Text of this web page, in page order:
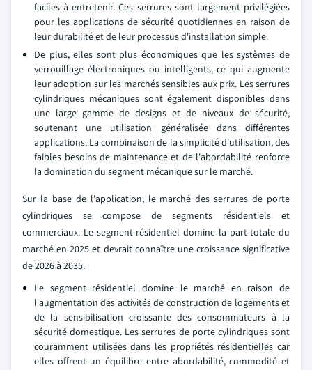
faciles à entretenir. Ces serrures sont largement privilégiées
pour les applications de sécurité quotidiennes en raison de
leur durabilité et de leur processus d'installation simple.
De plus, elles sont plus économiques que les systèmes de
verrouillage électroniques ou intelligents, ce qui augmente
leur adoption sur les marchés sensibles aux prix. Les serrures
cylindriques mécaniques sont également disponibles dans
une large gamme de designs et de niveaux de sécurité,
soutenant une utilisation généralisée dans différentes
applications. La combinaison de la simplicité d'utilisation, des
faibles besoins de maintenance et de l'abordabilité renforce
la domination du segment mécanique sur le marché.
Sur la base de l'application, le marché des serrures de porte
cylindriques se compose de segments résidentiels et
commerciaux. Le segment résidentiel domine la part totale du
marché en 2025 et devrait connaître une croissance significative
de 2026 à 2035.
Le segment résidentiel domine le marché en raison de
l'augmentation des activités de construction de logements et
de la sensibilisation croissante des consommateurs à la
sécurité domestique. Les serrures de porte cylindriques sont
couramment utilisées dans les propriétés résidentielles car
elles offrent un équilibre entre abordabilité, commodité et